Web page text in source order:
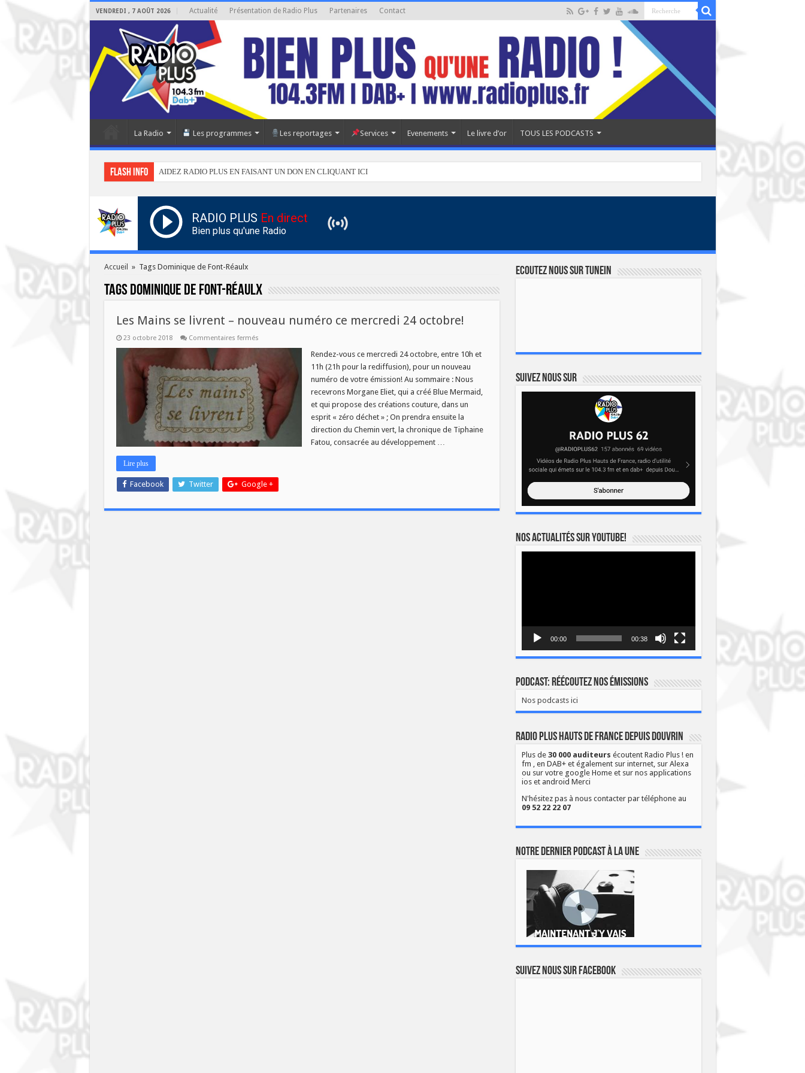
VENDREDI , 7 AOÛT 2026 Actualité Présentation de Radio Plus Partenaires Contact
La Radio Les programmes Les reportages Services Evenements Le livre d’or TOUS LES PODCASTS
Flash info AIDEZ RADIO PLUS EN FAISANT UN DON EN CLIQUANT ICI
RADIO PLUS En direct
Bien plus qu'une Radio
Accueil » Tags Dominique de Font-Réaulx
Tags Dominique de Font-Réaulx
Les Mains se livrent – nouveau numéro ce mercredi 24 octobre!
23 octobre 2018 Commentaires ferméssur
livrent
–
nouveau
numéro
ce
mercredi
24
octobre!
Rendez-vous ce mercredi 24 octobre, entre 10h et
11h (21h pour la rediffusion), pour un nouveau
numéro de votre émission! Au sommaire : Nous
recevrons Morgane Eliet, qui a créé Blue Mermaid,
et qui propose des créations couture, dans un
esprit « zéro déchet » ; On prendra ensuite la
direction du Chemin vert, la chronique de Tiphaine
Fatou, consacrée au développement …
Lire plus
Facebook Twitter Google +
Ecoutez nous sur TuneIn
Suivez nous sur
Nos actualités sur YOUTUBE!
00:00 00:38
Podcast: Réécoutez nos émissions
Nos podcasts ici
Radio Plus Hauts de France depuis Douvrin
Plus de 30 000 auditeurs écoutent Radio Plus ! en
fm , en DAB+ et également sur internet, sur Alexa
ou sur votre google Home et sur nos applications
ios et android Merci
N'hésitez pas à nous contacter par téléphone au
09 52 22 22 07
Notre dernier podcast à la une
Suivez nous sur Facebook